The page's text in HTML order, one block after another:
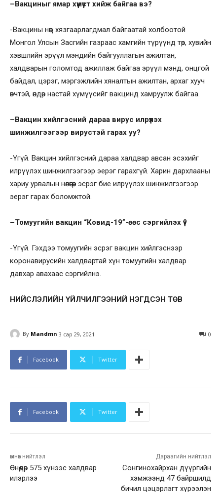
–Вакциныг ямар хүмүүст хийж байгаа вэ?
-Вакцины нөөц хязгаарлагдмал байгаатай холбоотой
Монгол Улсын Засгийн газраас хамгийн түрүүнд төр, хувийн
хэвшлийн эрүүл мэндийн байгууллагын ажилтан,
халдварын голомтод ажиллаж байгаа эрүүл мэнд, онцгой
байдал, цэрэг, мэргэжлийн хяналтын ажилтан, архаг хууч
өвчтэй, өндөр настай хүмүүсийг вакцинд хамруулж байгаа.
–Вакцин хийлгэсний дараа вирус илрүүлэх
шинжилгээгээр вирустэй гарах уу?
-Үгүй. Вакцин хийлгэсний дараа халдвар авсан эсэхийг
илрүүлэх шинжилгээгээр эерэг гарахгүй. Харин дархлааны
хариу урвалын нөлөөгөөр эсрэг бие илрүүлэх шинжилгээгээр
эерэг гарах боломжтой.
–Томуугийн вакцин “Ковид-19”-өөс сэргийлэх үү?
-Үгүй. Гэхдээ томуугийн эсрэг вакцин хийлгэснээр
коронавирусийн халдвартай хүн томуугийн халдвар
давхар авахаас сэргийлнэ.
НИЙСЛЭЛИЙН ҮЙЛЧИЛГЭЭНИЙ НЭГДСЭН ТӨВ
By Mandmn 3 сар 29, 2021 0
Facebook Twitter
Facebook Twitter
өмнөх нийтлэл
Өнөөдөр 575 хүнээс халдвар
илэрлээ
Дараагийн нийтлэл
Сонгинохайрхан дүүргийн
хэмжээнд 47 байршилд
бичил цэцэрлэгт хүрээлэн